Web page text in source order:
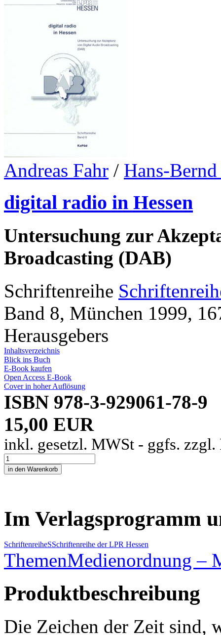
Andreas Fahr / Hans-
digital radio in Hessen
Untersuchung zur
Broadcasting (DAB)
Schriftenreihe
Band 8, München 1999,
Herausgebers
Inhaltsverzeichnis
Blick ins Buch
E-Book kaufen
Open Access E-Book
Cover in hoher Auflösung
ISBN 978-3-929061-78-9
15,00 EUR
inkl. gesetzl. MWSt - ggfs. zzgl.
Im Verlagsprogramm
SchriftenreiheSSchriftenreihe der LPR Hessen
ThemenMedienordnung –
Produktbeschreibung
Die Zeichen der Zeit sind,